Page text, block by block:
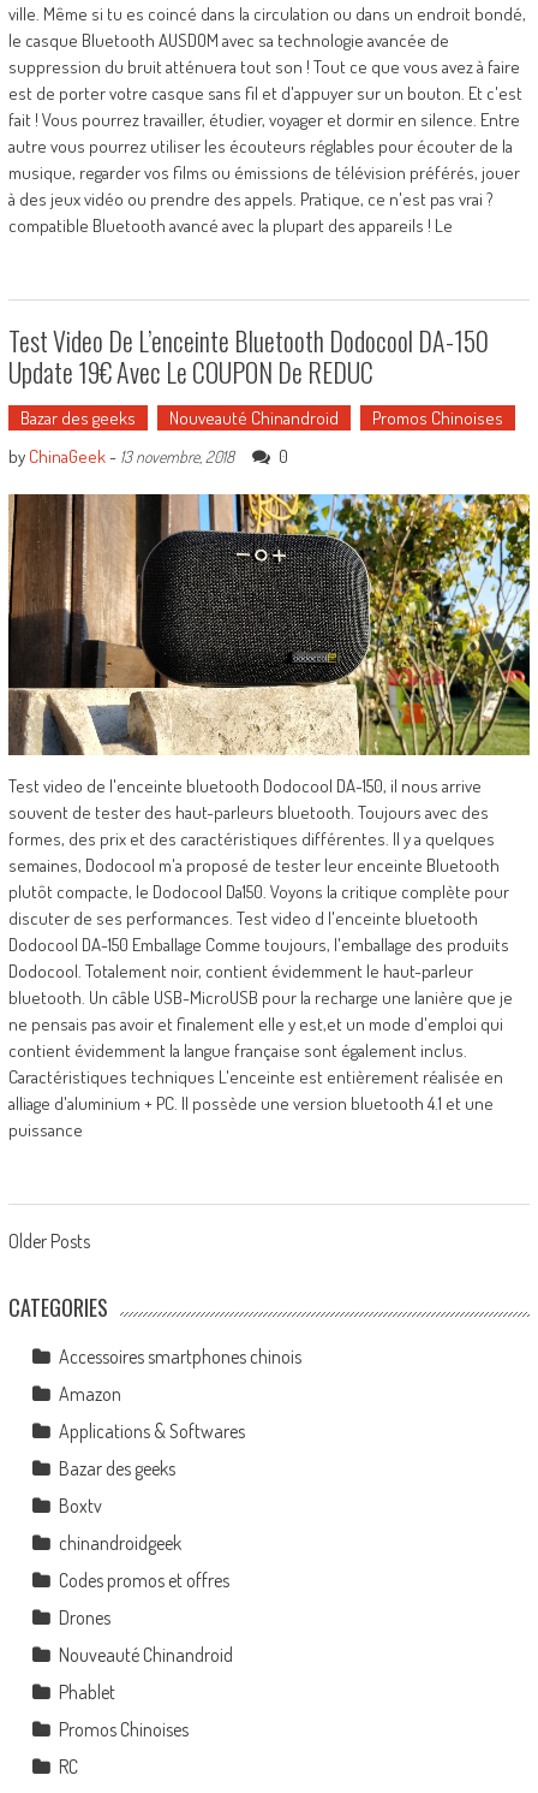
ville. Même si tu es coincé dans la circulation ou dans un endroit bondé,
le casque Bluetooth AUSDOM avec sa technologie avancée de
suppression du bruit atténuera tout son ! Tout ce que vous avez à faire
est de porter votre casque sans fil et d'appuyer sur un bouton. Et c'est
fait ! Vous pourrez travailler, étudier, voyager et dormir en silence. Entre
autre vous pourrez utiliser les écouteurs réglables pour écouter de la
musique, regarder vos films ou émissions de télévision préférés, jouer
à des jeux vidéo ou prendre des appels. Pratique, ce n'est pas vrai ?
compatible Bluetooth avancé avec la plupart des appareils ! Le
Test Video De L’enceinte Bluetooth Dodocool DA-150
Update 19€ Avec Le COUPON De REDUC
Bazar des geeks Nouveauté Chinandroid
Promos Chinoises
by ChinaGeek- 13 novembre, 2018 0
Test video de l'enceinte bluetooth Dodocool DA-150, il nous arrive
souvent de tester des haut-parleurs bluetooth. Toujours avec des
formes, des prix et des caractéristiques différentes. Il y a quelques
semaines, Dodocool m'a proposé de tester leur enceinte Bluetooth
plutôt compacte, le Dodocool Da150. Voyons la critique complète pour
discuter de ses performances. Test video d l'enceinte bluetooth
Dodocool DA-150 Emballage Comme toujours, l'emballage des produits
Dodocool. Totalement noir, contient évidemment le haut-parleur
bluetooth. Un câble USB-MicroUSB pour la recharge une lanière que je
ne pensais pas avoir et finalement elle y est,et un mode d'emploi qui
contient évidemment la langue française sont également inclus.
Caractéristiques techniques L'enceinte est entièrement réalisée en
alliage d'aluminium + PC. Il possède une version bluetooth 4.1 et une
puissance
Posts
navigation
Older Posts
CATEGORIES
Accessoires smartphones chinois
Amazon
Applications & Softwares
Bazar des geeks
Boxtv
chinandroidgeek
Codes promos et offres
Drones
Nouveauté Chinandroid
Phablet
Promos Chinoises
RC